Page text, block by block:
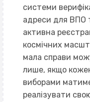
системи
адреси для ВПО
активна
космічних
мала справи
лише, якщо
виборами
реалізувати